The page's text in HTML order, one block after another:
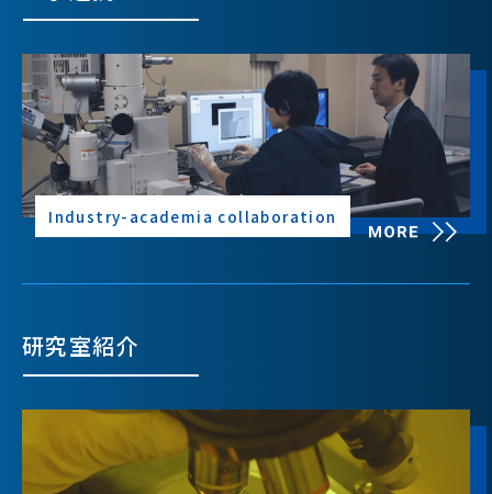
Industry-academia collaboration
研究室紹介